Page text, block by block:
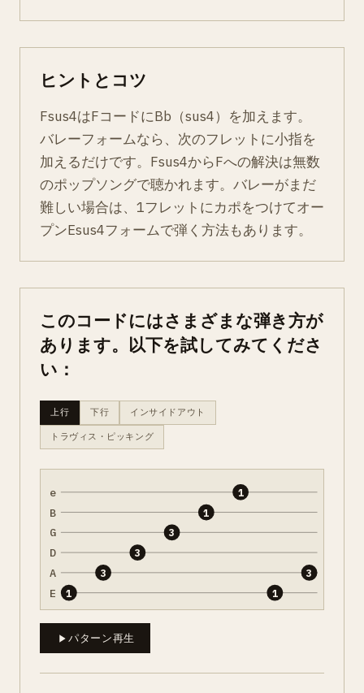
ヒントとコツ
Fsus4はFコードにBb（sus4）を加えます。
バレーフォームなら、次のフレットに小指を
加えるだけです。Fsus4からFへの解決は無数
のポップソングで聴かれます。バレーがまだ
難しい場合は、1フレットにカポをつけてオー
プンEsus4フォームで弾く方法もあります。
このコードにはさまざまな弾き方が
あります。以下を試してみてくださ
い：
上行 下行 インサイドアウト
トラヴィス・ピッキング
e
B
G
D
A
E 1
3
3
3
1
1
1
3
パターン再生